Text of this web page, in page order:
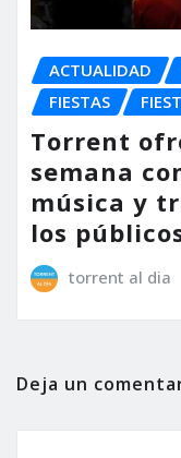
ACTUALIDAD
FIESTAS
Torrent
semana
música y
los
torrent al dia
Deja un